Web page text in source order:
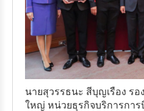
สนใจใช้บริการ
นายสุวรรธนะ สีบุญเรือง รอ
ใหญ่ หน่วยธุรกิจบริการกา